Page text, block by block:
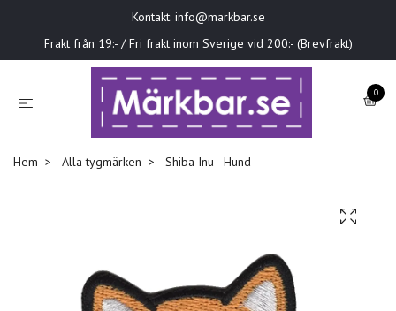
Kontakt: info@markbar.se
Frakt från 19:- / Fri frakt inom Sverige vid 200:- (Brevfrakt)
0
Hem Alla tygmärken Shiba Inu - Hund